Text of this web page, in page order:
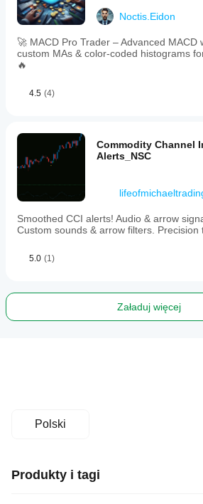
Noctis.Eidon
🚀 MACD Pro Trader – Advanced MACD
custom MAs & color-coded histograms
🔥
4.5 (4)
Commodity Channel
Alerts_NSC
Smoothed CCI alerts! Audio & arrow
Custom sounds & arrow filters. Precision
5.0 (1)
Załaduj więcej
Polski
Produkty i tagi